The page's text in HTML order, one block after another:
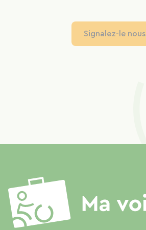
Signalez-le nous